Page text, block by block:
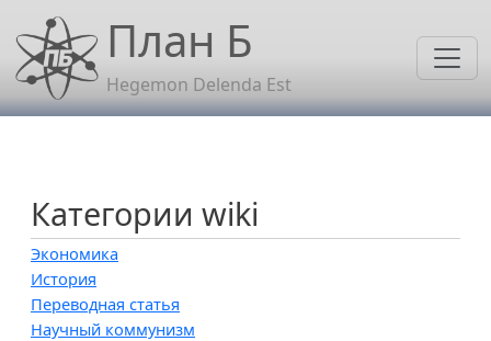
Перейти к основному содержанию
План Б
Hegemon Delenda Est
Категории wiki
Экономика
История
Переводная статья
Научный коммунизм